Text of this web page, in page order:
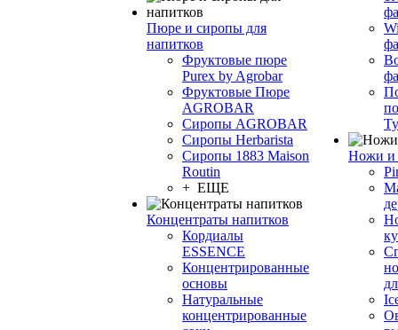
Пюре и сиропы для
напитков
Фруктовые пюре
Purex by Agrobar
Фруктовые Пюре
AGROBAR
Сиропы AGROBAR
Сиропы Herbarista
Сиропы 1883 Maison
Routin
+ ЕЩЕ
Концентраты напитков
Кордиалы
ESSENCE
Концентрированные
основы
Натуральные
концентрированные
Ножи и